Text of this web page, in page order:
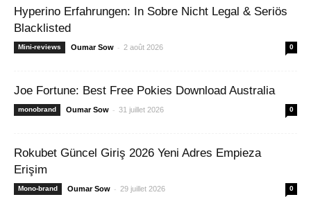
Hyperino Erfahrungen: In Sobre Nicht Legal & Seriös
Blacklisted
Mini-reviews Oumar Sow - 2 août 2026 0
Joe Fortune: Best Free Pokies Download Australia
monobrand Oumar Sow - 31 juillet 2026 0
Rokubet Güncel Giriş 2026 Yeni Adres Empieza
Erişim
Mono-brand Oumar Sow - 29 juillet 2026 0